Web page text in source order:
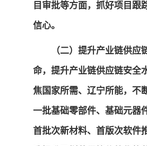
目审批等方面，抓好项目跟
信心。
（二）提升产业链供
命，提升产业链供应链安全
焦国家所需、辽宁所能，不
一批基础零部件、基础元器
首批次新材料、首版次软件